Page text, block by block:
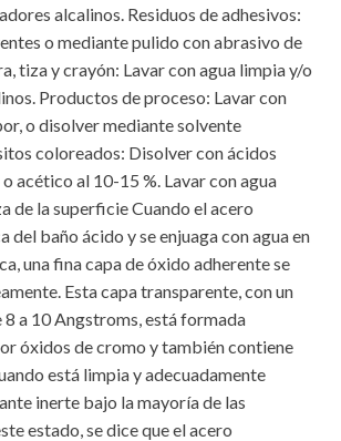
alcalinos. Residuos de adhesivos:
o mediante pulido con abrasivo de
tiza y crayón: Lavar con agua limpia y/o
Productos de proceso: Lavar con
o disolver mediante solvente
coloreados: Disolver con ácidos
acético al 10-15 %. Lavar con agua
de la superficie Cuando el acero
del baño ácido y se enjuaga con agua en
una fina capa de óxido adherente se
Esta capa transparente, con un
a 10 Angstroms, está formada
óxidos de cromo y también contiene
está limpia y adecuadamente
inerte bajo la mayoría de las
estado, se dice que el acero